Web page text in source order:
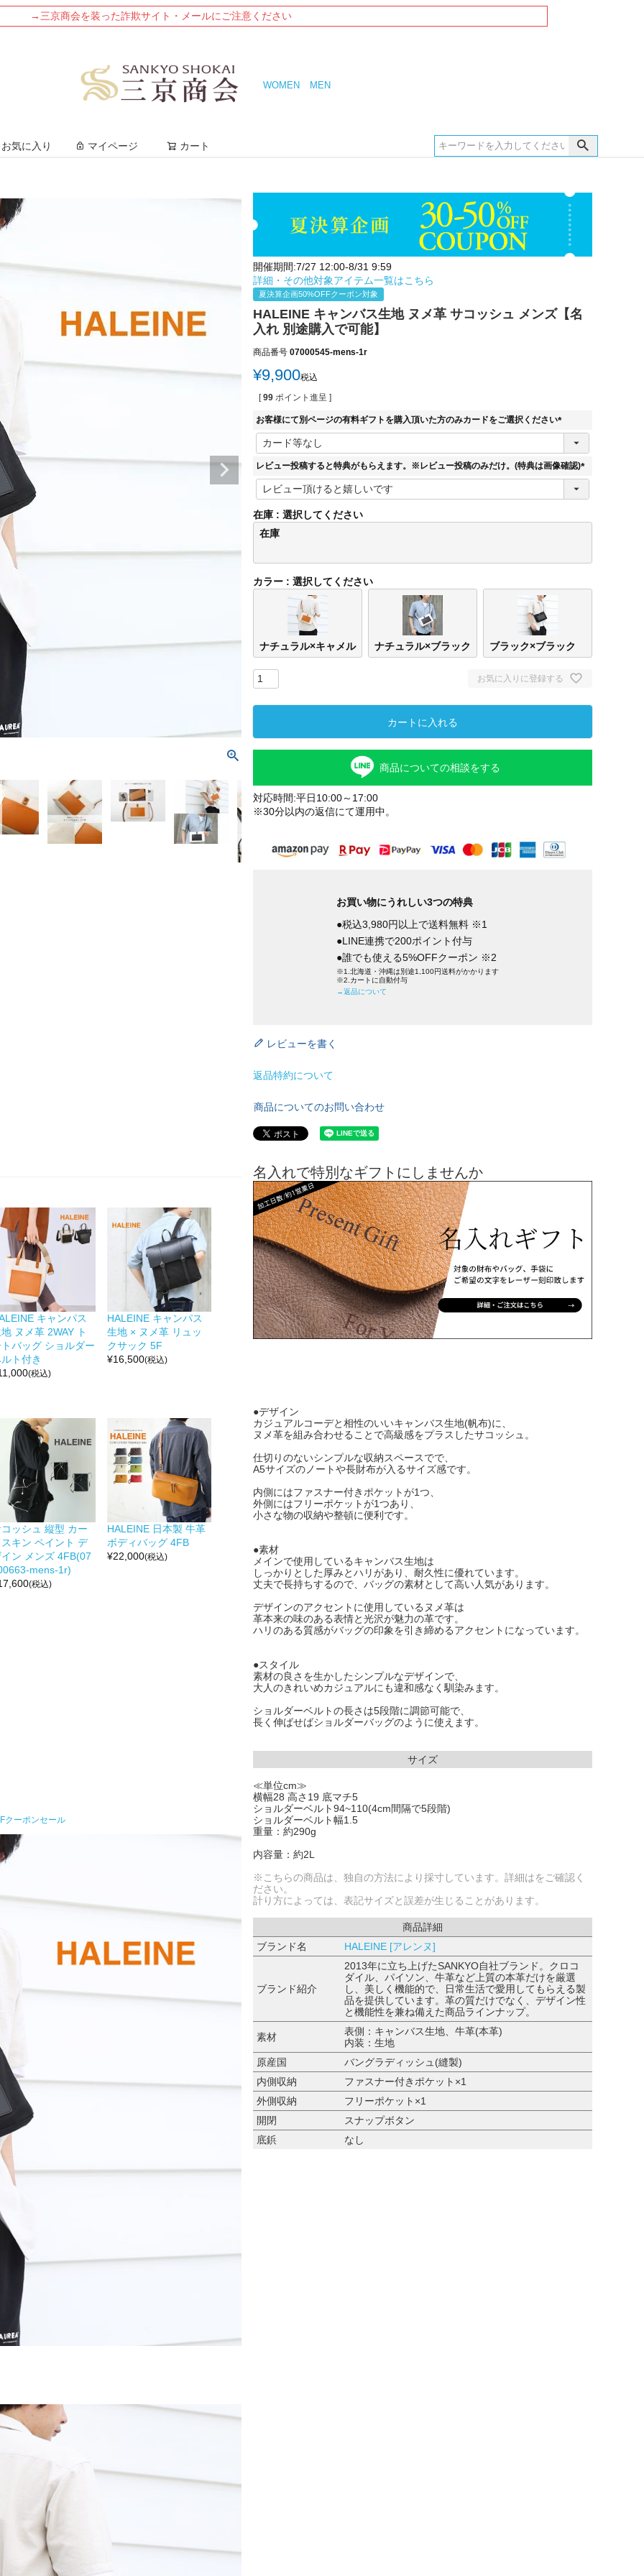
→三京商会を装った詐欺サイト・メールにご注意ください
WOMEN MEN
お気に入り マイページ カート
キャンパス
ヌメ革 2WAY ト
バッグ ショルダー
ト付き
(税込)
HALEINE キャンパス
生地 × ヌメ革 リュッ
クサック 5F
¥16,500(税込)
ッシュ 縦型 カー
キン ペイント デ
ン メンズ 4FB(07
mens-1r)
(税込)
HALEINE 日本製 牛革
ボディバッグ 4FB
¥22,000(税込)
クーポンセール
開催期間:7/27 12:00-8/31 9:59
詳細・その他対象アイテム一覧はこちら
夏決算企画50%OFFクーポン対象
HALEINE キャンバス生地 ヌメ革 サコッシュ メンズ【名
入れ 別途購入で可能】
商品番号 07000545-mens-1r
¥9,900税込
[ 99 ポイント進呈 ]
お客様にて別ページの有料ギフトを購入頂いた方のみカードをご選択ください
(
須
レビュー投稿すると特典がもらえます。※レビュー投稿のみだけ。(特典は画像確認)
(
)
在庫
選択してください
在庫
カラー 選択してください
ナチュラル×キャメル ナチュラル×ブラック ブラック×ブラック
お気に入りに登録する
カートに入れる
商品についての相談をする
対応時間:平日10:00～17:00
※30分以内の返信にて運用中。
お買い物にうれしい3つの特典
●税込3,980円以上で送料無料 ※1
●LINE連携で200ポイント付与
●誰でも使える5%OFFクーポン ※2
※1.北海道・沖縄は別途1,100円送料がかかります
※2.カートに自動付与
→返品について
レビューを書く
返品特約について
商品についてのお問い合わせ
名入れで特別なギフトにしませんか
●デザイン
カジュアルコーデと相性のいいキャンバス生地(帆布)に、
ヌメ革を組み合わせることで高級感をプラスしたサコッシュ。
仕切りのないシンプルな収納スペースでで、
A5サイズのノートや長財布が入るサイズ感です。
内側にはファスナー付きポケットが1つ、
外側にはフリーポケットが1つあり、
小さな物の収納や整頓に便利です。
●素材
メインで使用しているキャンバス生地は
しっかりとした厚みとハリがあり、耐久性に優れています。
丈夫で長持ちするので、バッグの素材として高い人気があります。
デザインのアクセントに使用しているヌメ革は
革本来の味のある表情と光沢が魅力の革です。
ハリのある質感がバッグの印象を引き締めるアクセントになっています。
●スタイル
素材の良さを生かしたシンプルなデザインで、
大人のきれいめカジュアルにも違和感なく馴染みます。
ショルダーベルトの長さは5段階に調節可能で、
長く伸ばせばショルダーバッグのように使えます。
サイズ
≪単位cm≫
横幅28 高さ19 底マチ5
ショルダーベルト94~110(4cm間隔で5段階)
ショルダーベルト幅1.5
重量：約290g
内容量：約2L
※こちらの商品は、独自の方法により採寸しています。詳細はをご確認く
ださい。
計り方によっては、表記サイズと誤差が生じることがあります。
商品詳細
ブランド名
HALEINE [アレンヌ]
ブランド紹介
2013年に立ち上げたSANKYO自社ブランド。クロコ
ダイル、パイソン、牛革など上質の本革だけを厳選
し、美しく機能的で、日常生活で愛用してもらえる製
品を提供しています。革の質だけでなく、デザイン性
と機能性を兼ね備えた商品ラインナップ。
素材
表側：キャンバス生地、牛革(本革)
内装：生地
原産国
バングラディッシュ(縫製)
内側収納
ファスナー付きポケット×1
外側収納
フリーポケット×1
開閉
スナップボタン
底鋲
なし